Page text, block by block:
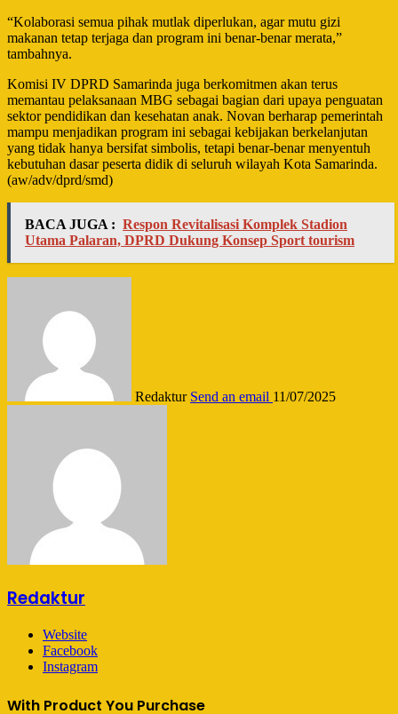
“Kolaborasi semua pihak mutlak diperlukan, agar mutu gizi
makanan tetap terjaga dan program ini benar-benar merata,”
tambahnya.
Komisi IV DPRD Samarinda juga berkomitmen akan terus
memantau pelaksanaan MBG sebagai bagian dari upaya penguatan
sektor pendidikan dan kesehatan anak. Novan berharap pemerintah
mampu menjadikan program ini sebagai kebijakan berkelanjutan
yang tidak hanya bersifat simbolis, tetapi benar-benar menyentuh
kebutuhan dasar peserta didik di seluruh wilayah Kota Samarinda.
(aw/adv/dprd/smd)
BACA JUGA : Respon Revitalisasi Komplek Stadion
Utama Palaran, DPRD Dukung Konsep Sport tourism
Redaktur Send an email 11/07/2025
Redaktur
Website
Facebook
Instagram
With Product You Purchase